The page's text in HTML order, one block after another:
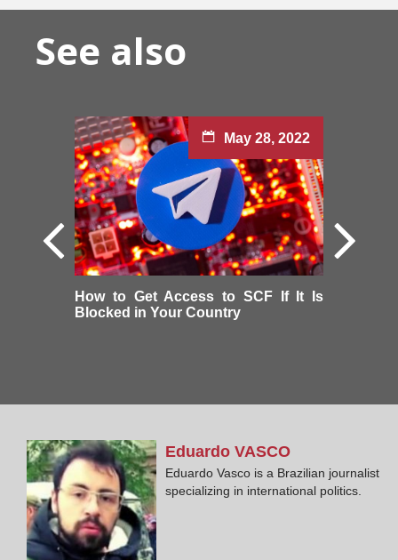
See also
May 28, 2022
How to Get Access to SCF If It Is
Blocked in Your Country
EduardoVASCO
Eduardo Vasco is a Brazilian journalist
specializing in international politics.